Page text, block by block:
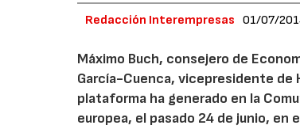
Redacción Interempresas 01/07/
Máximo Buch, consejero de
García-Cuenca, vicepresidente
plataforma ha generado en la
europea, el pasado 24 de junio, en